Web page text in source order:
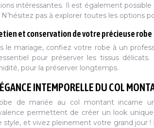
intéressantes. Il est également
pas à explorer toutes les options
et conservation de votre précieuse robe
le mariage, confiez votre robe à un
pour préserver les tissus
pour la préserver longtemps.
INTEMPORELLE DU COL
de mariée au col montant incarne
permettent de créer un look
style, et vivez pleinement votre grand jour